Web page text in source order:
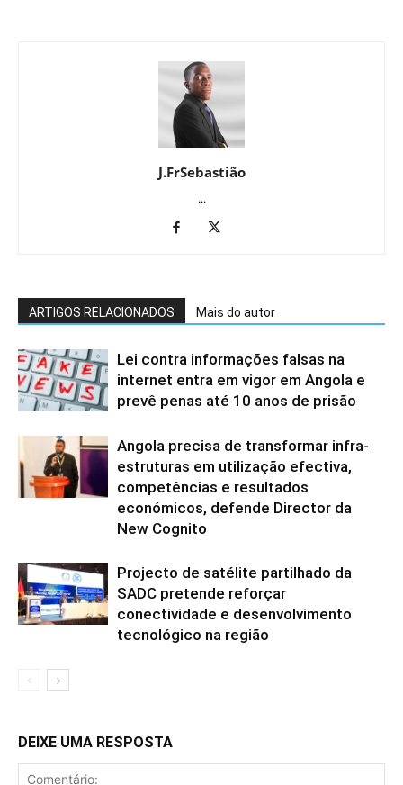
J.FrSebastião
...
ARTIGOS RELACIONADOS Mais do autor
Lei contra informações falsas na
internet entra em vigor em Angola e
prevê penas até 10 anos de prisão
Angola precisa de transformar infra-
estruturas em utilização efectiva,
competências e resultados
económicos, defende Director da
New Cognito
Projecto de satélite partilhado da
SADC pretende reforçar
conectividade e desenvolvimento
tecnológico na região
DEIXE UMA RESPOSTA